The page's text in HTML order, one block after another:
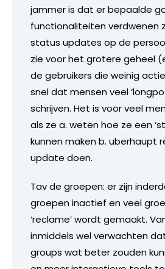
jammer is dat er bepaalde
functionaliteiten verdwenen
status updates op de
zie voor het grotere geheel
de gebruikers die weinig
snel dat mensen veel
schrijven. Het is voor veel
als ze a. weten hoe ze een
kunnen maken b. uberhaupt
update doen.
Tav de groepen: er zijn
groepen inactief en veel
‘reclame’ wordt gemaakt.
inmiddels wel verwachten
groups wat beter zouden